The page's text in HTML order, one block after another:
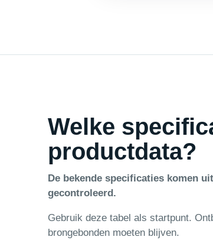
Welke
productdata?
De bekende specificaties komen
gecontroleerd.
Gebruik deze tabel als startpunt.
brongebonden moeten blijven.